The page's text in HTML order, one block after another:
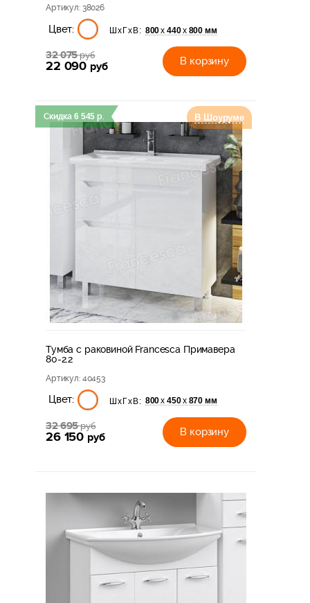
Артикул: 38026
Цвет: ШхГхВ: 800х 440х 800 мм
32 075руб
22 090 руб В корзину
Скидка 6 545 р. В Шоуруме
Тумба с раковиной Francesca Примавера
80-2.2
Артикул: 40453
Цвет: ШхГхВ: 800х 450х 870 мм
32 695руб
26 150 руб В корзину